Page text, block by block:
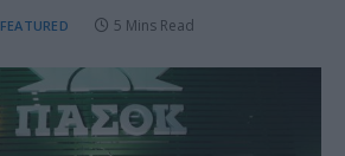
FEATURED 5 Mins Read